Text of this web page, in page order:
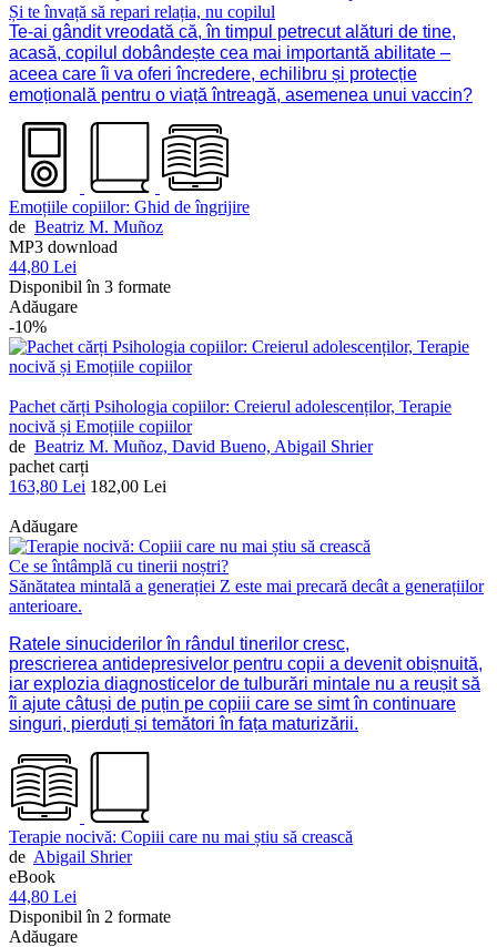
Și te învață să repari relația, nu copilul
Te-ai gândit vreodată că, în timpul petrecut alături de tine,
acasă, copilul dobândește cea mai importantă abilitate –
aceea care îi va oferi încredere, echilibru și protecție
emoțională pentru o viață întreagă, asemenea unui vaccin?
Emoțiile copiilor: Ghid de îngrijire
de Beatriz M. Muñoz
MP3 download
44,80 Lei
Disponibil în 3 formate
Adăugare
-10%
Pachet cărți Psihologia copiilor: Creierul adolescenților, Terapie
nocivă și Emoțiile copiilor
de Beatriz M. Muñoz, David Bueno, Abigail Shrier
pachet carți
163,80 Lei 182,00 Lei
Adăugare
Ce se întâmplă cu tinerii noștri?
Sănătatea mintală a generației Z este mai precară decât a generațiilor
anterioare.
Ratele sinuciderilor în rândul tinerilor cresc,
prescrierea antidepresivelor pentru copii a devenit obișnuită,
iar explozia diagnosticelor de tulburări mintale nu a reușit să
îi ajute câtuși de puțin pe copiii care se simt în continuare
singuri, pierduți și temători în fața maturizării.
Terapie nocivă: Copiii care nu mai știu să crească
de Abigail Shrier
eBook
44,80 Lei
Disponibil în 2 formate
Adăugare